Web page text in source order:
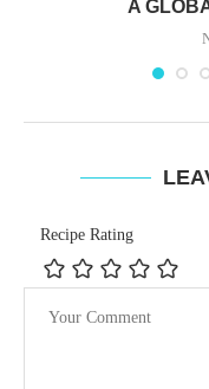
A
Recipe Rating